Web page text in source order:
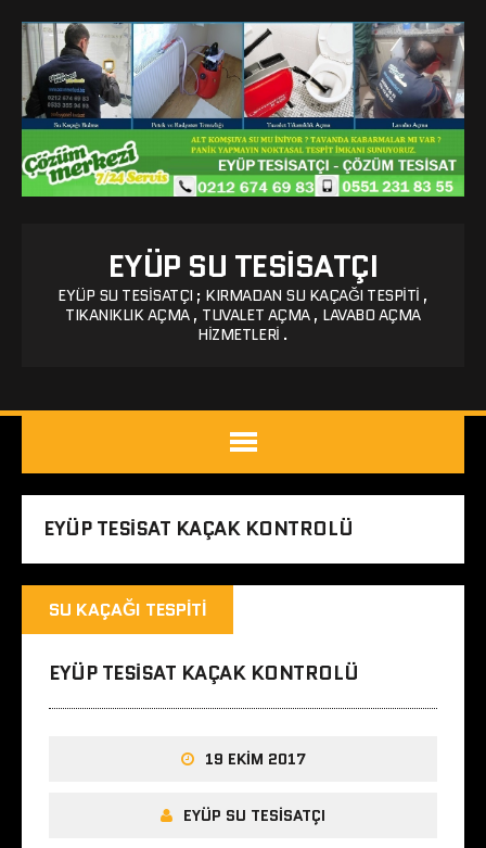
EYÜP SU TESISATÇI
EYÜP SU TESISATÇI ; KIRMADAN SU KAÇAĞI TESPITI ,
TIKANIKLIK AÇMA , TUVALET AÇMA , LAVABO AÇMA
HIZMETLERI .
EYÜP TESISAT KAÇAK KONTROLÜ
SU KAÇAĞI TESPITI
EYÜP TESISAT KAÇAK KONTROLÜ
19 EKIM 2017
EYÜP SU TESISATÇI